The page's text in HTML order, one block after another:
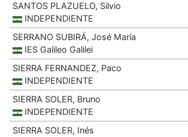
SANTOS PLAZUELO, Silvio
INDEPENDIENTE
SERRANO SUBIRÁ, José María
IES Galileo Galilei
SIERRA FERNANDEZ, Paco
INDEPENDIENTE
SIERRA SOLER, Bruno
INDEPENDIENTE
SIERRA SOLER, Inés